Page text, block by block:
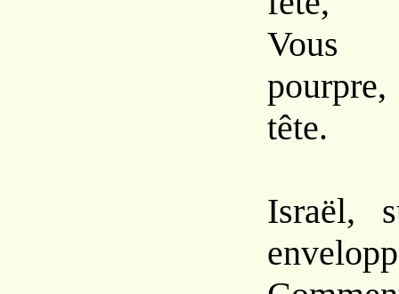
Vous
tête.
Israël,